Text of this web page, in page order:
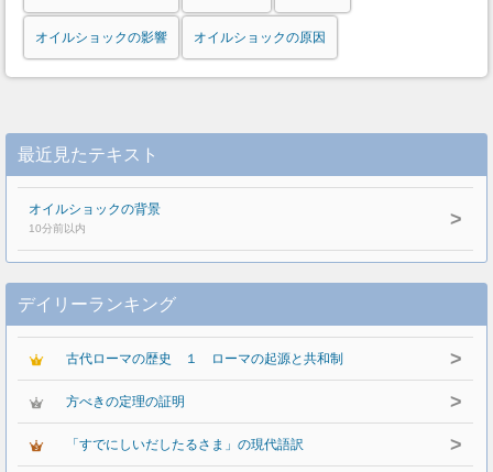
オイルショックの影響 オイルショックの原因
最近見たテキスト
オイルショックの背景
10分前以内 >
デイリーランキング
古代ローマの歴史 １ ローマの起源と共和制 >
方べきの定理の証明 >
「すでにしいだしたるさま」の現代語訳 >